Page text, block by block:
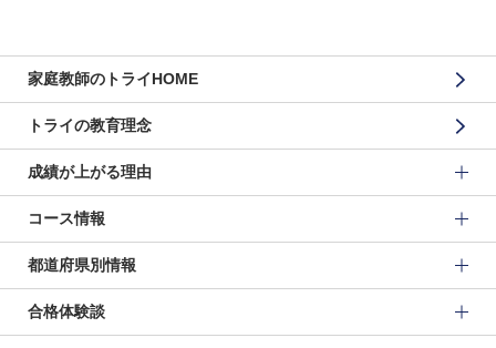
家庭教師のトライHOME
トライの教育理念
成績が上がる理由
コース情報
都道府県別情報
合格体験談